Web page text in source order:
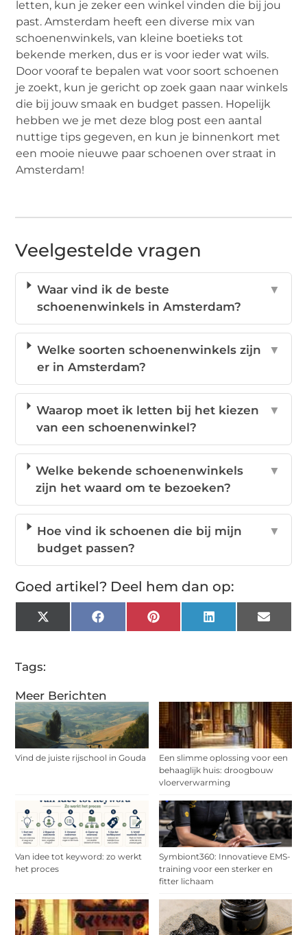
Meer Berichten
Vind de juiste rijschool in Gouda
Een slimme oplossing voor een
behaaglijk huis: droogbouw
vloerverwarming
Van idee tot keyword: zo werkt
het proces
Symbiont360: Innovatieve EMS-
training voor een sterker en
fitter lichaam
letten, kun je zeker een winkel vinden die bij jou
past. Amsterdam heeft een diverse mix van
schoenenwinkels, van kleine boetieks tot
bekende merken, dus er is voor ieder wat wils.
Door vooraf te bepalen wat voor soort schoenen
je zoekt, kun je gericht op zoek gaan naar winkels
die bij jouw smaak en budget passen. Hopelijk
hebben we je met deze blog post een aantal
nuttige tips gegeven, en kun je binnenkort met
een mooie nieuwe paar schoenen over straat in
Amsterdam!
Veelgestelde vragen
Waar vind ik de beste
schoenenwinkels in Amsterdam?
▼
Welke soorten schoenenwinkels zijn
er in Amsterdam?
▼
Waarop moet ik letten bij het kiezen
van een schoenenwinkel?
▼
Welke bekende schoenenwinkels
zijn het waard om te bezoeken?
▼
Hoe vind ik schoenen die bij mijn
budget passen?
▼
Goed artikel? Deel hem dan op:
X
(Twitter)
FacebookPinterestLinkedInEmail
Tags: